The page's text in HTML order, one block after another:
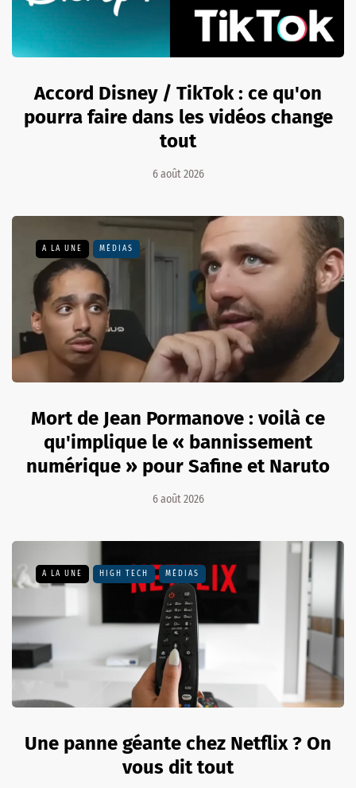
Accord Disney / TikTok : ce qu'on
pourra faire dans les vidéos change
tout
6 août 2026
A LA UNE MÉDIAS
Mort de Jean Pormanove : voilà ce
qu'implique le « bannissement
numérique » pour Safine et Naruto
6 août 2026
A LA UNE HIGH TECH MÉDIAS
Une panne géante chez Netflix ? On
vous dit tout